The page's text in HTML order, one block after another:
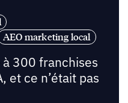
AEO marketing local
à 300 franchises
et ce n’était pas